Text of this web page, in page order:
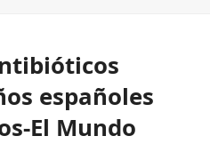
españoles
El Mundo